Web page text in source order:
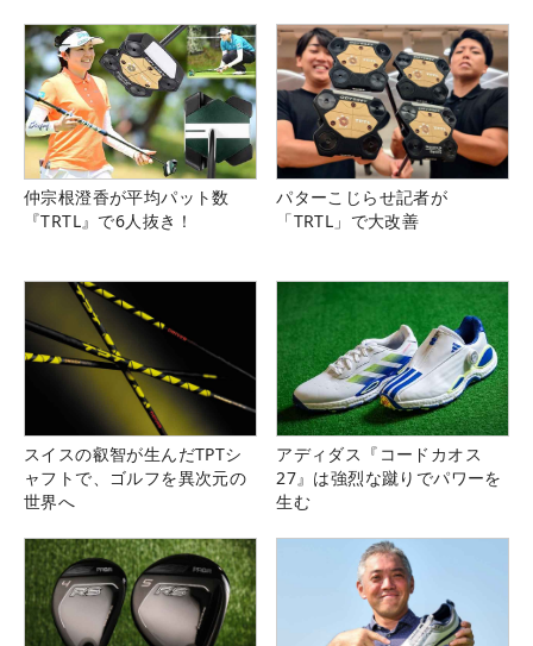
仲宗根澄香が平均パット数
『TRTL』で6人抜き！
パターこじらせ記者が
「TRTL」で大改善
スイスの叡智が生んだTPTシ
ャフトで、ゴルフを異次元の
世界へ
アディダス『コードカオス
27』は強烈な蹴りでパワーを
生む